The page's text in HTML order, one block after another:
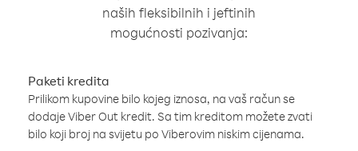
naših fleksibilnih i jeftinih
mogućnosti pozivanja:
Paketi kredita
Prilikom kupovine bilo kojeg iznosa, na vaš račun se
dodaje Viber Out kredit. Sa tim kreditom možete zvati
bilo koji broj na svijetu po Viberovim niskim cijenama.